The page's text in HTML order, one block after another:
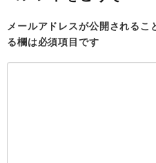
メールアドレスが公開されるこ
る欄は必須項目です